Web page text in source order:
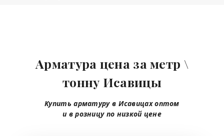
Арматура цена за метр \
тонну Исавицы
Купить арматуру в Исавицахоптом
и в розницу по низкой цене